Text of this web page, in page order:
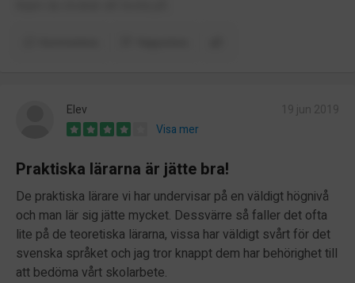
Elev
Visa mer
Praktiska lärarna är jätte bra!
De praktiska lärare vi har undervisar på en väldigt högnivå
och man lär sig jätte mycket. Dessvärre så faller det ofta
lite på de teoretiska lärarna, vissa har väldigt svårt för det
svenska språket och jag tror knappt dem har behörighet till
att bedöma vårt skolarbete.